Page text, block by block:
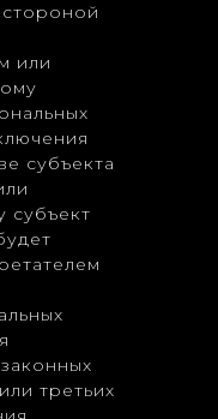
или
субъекта
субъект
третьих